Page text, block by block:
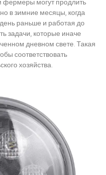
могут продлить
в зимние месяцы, когда
раньше и работая до
задачи, которые иначе
дневном свете. Такая
соответствовать
хозяйства.